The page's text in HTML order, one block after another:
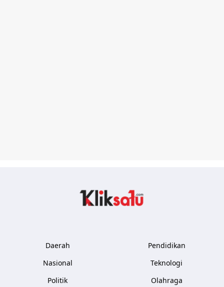
Daerah
Nasional
Politik
Pendidikan
Teknologi
Olahraga